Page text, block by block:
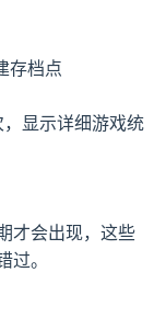
存档点
显示详细游戏统
才会出现，这些
。